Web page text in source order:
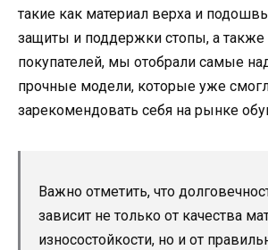
такие как материал верха и
защиты и поддержки стопы, а
покупателей, мы отобрали самые
прочные модели, которые уже
зарекомендовать себя на рынке
Важно отметить, что
зависит не только от качества
износостойкости, но и от